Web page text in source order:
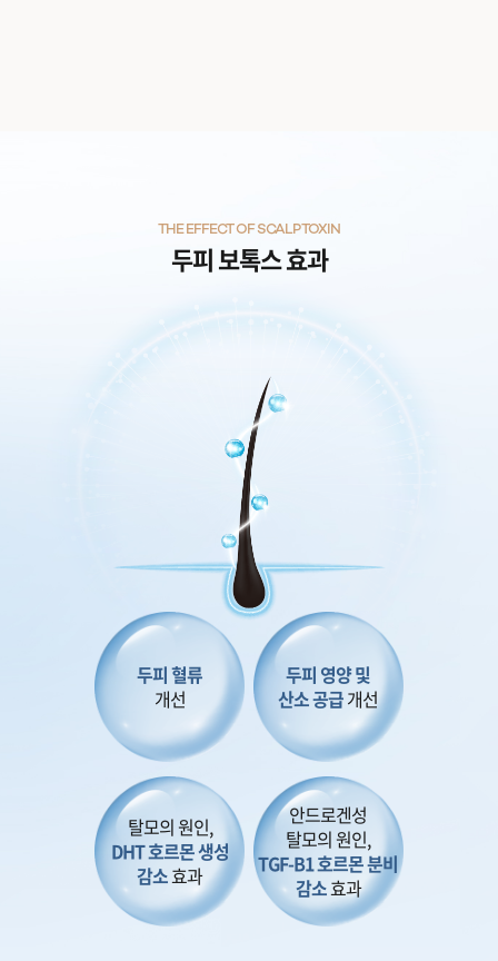
두피 보톡스 효과
THE EFFECT OF SCALP TOXIN
두피 혈류
개선
두피 영양 및
산소 공급개선
탈모의 원인,
DHT 호르몬 생성
감소효과
안드로겐성
탈모의 원인,
TGF-B1 호르몬 분비
감소효과